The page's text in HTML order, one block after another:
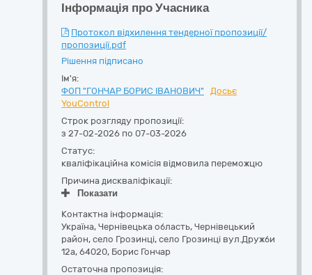
Інформація про Учасника
Протокол відхилення тендерної пропозиції/
пропозиції.pdf
Рішення підписано
Ім'я:
ФОП "ГОНЧАР БОРИС ІВАНОВИЧ"
Досьє
YouControl
Строк розгляду пропозиції:
з 27-02-2026 по 07-03-2026
Статус:
кваліфікаційна комісія відмовила переможцю
Причина дискваліфікації:
Показати
Контактна інформація:
Україна, Чернівецька область, Чернівецький
район, село Грозинці, село Грозинці вул.Дружби
12а, 64020, Борис Гончар
Остаточна пропозиція: